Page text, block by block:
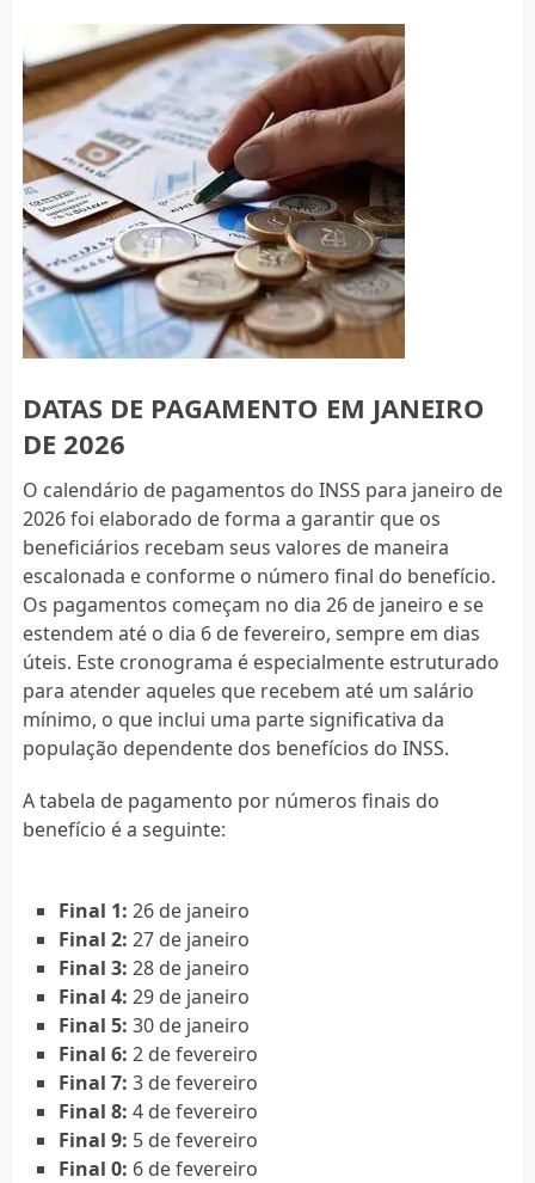
DATAS DE PAGAMENTO EM JANEIRO
DE 2026
O calendário de pagamentos do INSS para janeiro de
2026 foi elaborado de forma a garantir que os
beneficiários recebam seus valores de maneira
escalonada e conforme o número final do benefício.
Os pagamentos começam no dia 26 de janeiro e se
estendem até o dia 6 de fevereiro, sempre em dias
úteis. Este cronograma é especialmente estruturado
para atender aqueles que recebem até um salário
mínimo, o que inclui uma parte significativa da
população dependente dos benefícios do INSS.
A tabela de pagamento por números finais do
benefício é a seguinte:
Final 1: 26 de janeiro
Final 2: 27 de janeiro
Final 3: 28 de janeiro
Final 4: 29 de janeiro
Final 5: 30 de janeiro
Final 6: 2 de fevereiro
Final 7: 3 de fevereiro
Final 8: 4 de fevereiro
Final 9: 5 de fevereiro
Final 0: 6 de fevereiro